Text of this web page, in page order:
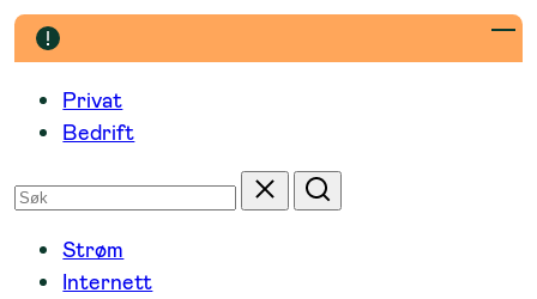
Hopp
til
innholdPrivat
Bedrift
Søk
etter
Tilbakestill
Søk
Strøm
Internett